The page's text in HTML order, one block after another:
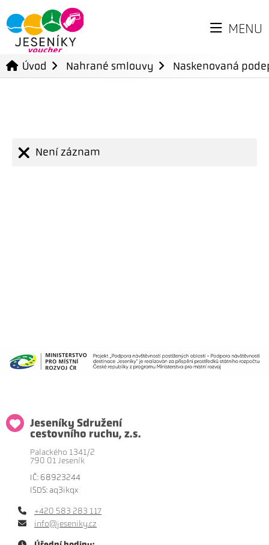
MENU
Úvod Nahrané smlouvy Naskenovaná
Není záznam
Jeseníky Sdružení
cestovního ruchu, z.s.
Palackého 1341/2
790 01 Jeseník
IČ: 68923244
ISDS: aq3ikqx
+420 583 283 117
info@jeseniky.cz